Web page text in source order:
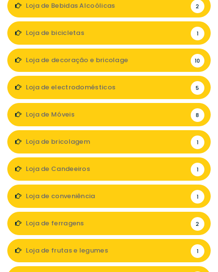
Loja de Bebidas Alcoólicas 2
Loja de bicicletas 1
Loja de decoração e bricolage 10
Loja de electrodomésticos 5
Loja de Móveis 8
Loja de bricolagem 1
Loja de Candeeiros 1
Loja de conveniência 1
Loja de ferragens 2
Loja de frutas e legumes 1